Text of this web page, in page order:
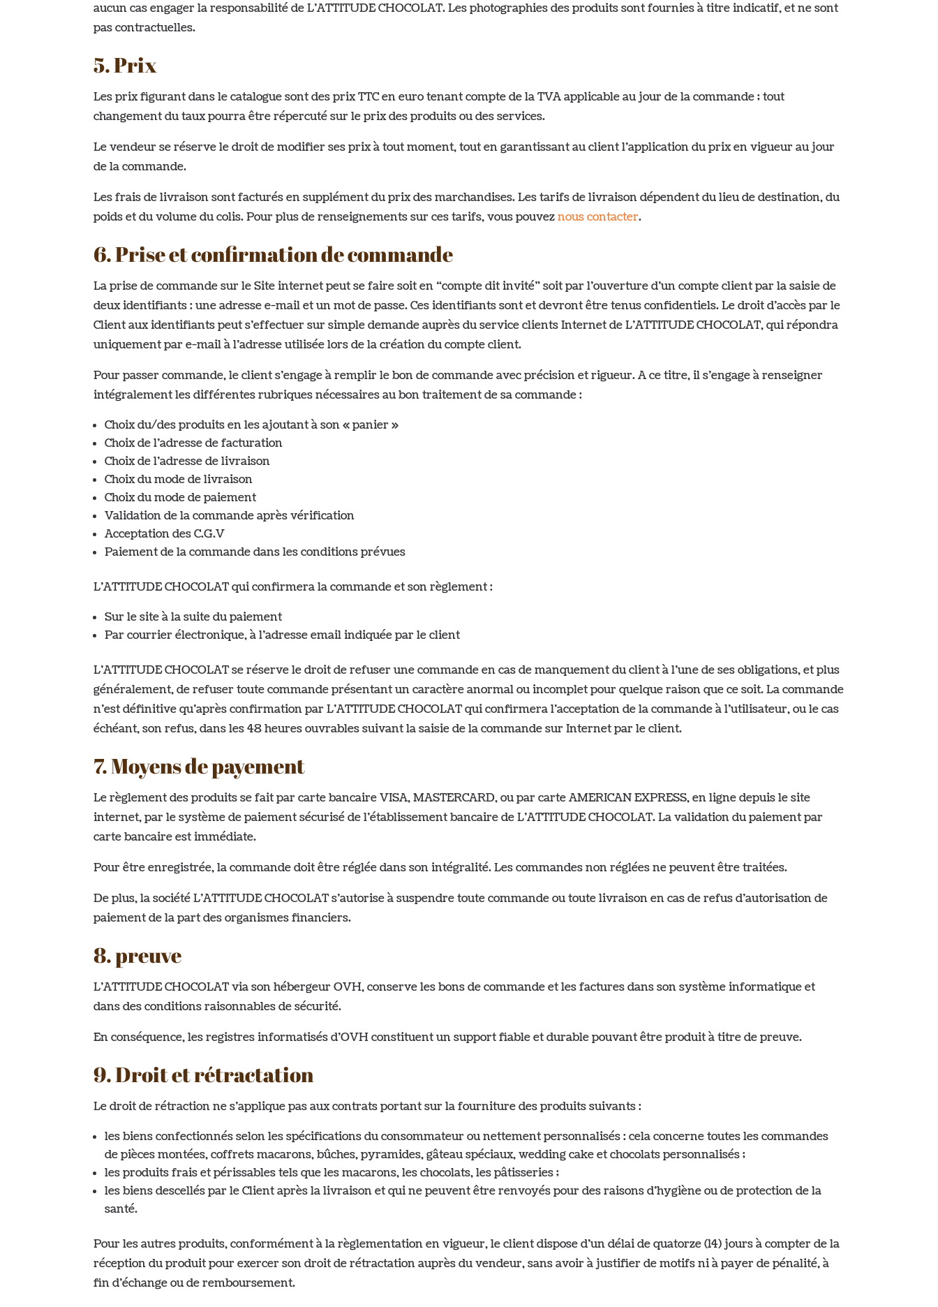
aucun cas engager la responsabilité de L’ATTITUDE CHOCOLAT. Les photographies des produits sont fournies à titre indicatif, et ne sont
pas contractuelles.
5. Prix
Les prix figurant dans le catalogue sont des prix TTC en euro tenant compte de la TVA applicable au jour de la commande ; tout
changement du taux pourra être répercuté sur le prix des produits ou des services.
Le vendeur se réserve le droit de modifier ses prix à tout moment, tout en garantissant au client l’application du prix en vigueur au jour
de la commande.
Les frais de livraison sont facturés en supplément du prix des marchandises. Les tarifs de livraison dépendent du lieu de destination, du
poids et du volume du colis. Pour plus de renseignements sur ces tarifs, vous pouveznous contacter.
6. Prise et confirmation de commande
La prise de commande sur le Site internet peut se faire soit en “compte dit invité” soit par l’ouverture d’un compte client par la saisie de
deux identifiants : une adresse e-mail et un mot de passe. Ces identifiants sont et devront être tenus confidentiels. Le droit d’accès par le
Client aux identifiants peut s’effectuer sur simple demande auprès du service clients Internet de L’ATTITUDE CHOCOLAT, qui répondra
uniquement par e-mail à l’adresse utilisée lors de la création du compte client.
Pour passer commande, le client s’engage à remplir le bon de commande avec précision et rigueur. A ce titre, il s’engage à renseigner
intégralement les différentes rubriques nécessaires au bon traitement de sa commande :
Choix du/des produits en les ajoutant à son « panier »
Choix de l’adresse de facturation
Choix de l’adresse de livraison
Choix du mode de livraison
Choix du mode de paiement
Validation de la commande après vérification
Acceptation des C.G.V
Paiement de la commande dans les conditions prévues
L’ATTITUDE CHOCOLAT qui confirmera la commande et son règlement :
Sur le site à la suite du paiement
Par courrier électronique, à l’adresse email indiquée par le client
L’ATTITUDE CHOCOLAT se réserve le droit de refuser une commande en cas de manquement du client à l’une de ses obligations, et plus
généralement, de refuser toute commande présentant un caractère anormal ou incomplet pour quelque raison que ce soit. La commande
n’est définitive qu’après confirmation par L’ATTITUDE CHOCOLAT qui confirmera l’acceptation de la commande à l’utilisateur, ou le cas
échéant, son refus, dans les 48 heures ouvrables suivant la saisie de la commande sur Internet par le client.
7. Moyens de payement
Le règlement des produits se fait par carte bancaire VISA, MASTERCARD, ou par carte AMERICAN EXPRESS, en ligne depuis le site
internet, par le système de paiement sécurisé de l’établissement bancaire de L’ATTITUDE CHOCOLAT. La validation du paiement par
carte bancaire est immédiate.
Pour être enregistrée, la commande doit être réglée dans son intégralité. Les commandes non réglées ne peuvent être traitées.
De plus, la société L’ATTITUDE CHOCOLAT s’autorise à suspendre toute commande ou toute livraison en cas de refus d’autorisation de
paiement de la part des organismes financiers.
8. preuve
L’ATTITUDE CHOCOLAT via son hébergeur OVH, conserve les bons de commande et les factures dans son système informatique et
dans des conditions raisonnables de sécurité.
En conséquence, les registres informatisés d’OVH constituent un support fiable et durable pouvant être produit à titre de preuve.
9. Droit et rétractation
Le droit de rétraction ne s’applique pas aux contrats portant sur la fourniture des produits suivants :
les biens confectionnés selon les spécifications du consommateur ou nettement personnalisés : cela concerne toutes les commandes
de pièces montées, coffrets macarons, bûches, pyramides, gâteau spéciaux, wedding cake et chocolats personnalisés ;
les produits frais et périssables tels que les macarons, les chocolats, les pâtisseries ;
les biens descellés par le Client après la livraison et qui ne peuvent être renvoyés pour des raisons d’hygiène ou de protection de la
santé.
Pour les autres produits, conformément à la règlementation en vigueur, le client dispose d’un délai de quatorze (14) jours à compter de la
réception du produit pour exercer son droit de rétractation auprès du vendeur, sans avoir à justifier de motifs ni à payer de pénalité, à
fin d’échange ou de remboursement.